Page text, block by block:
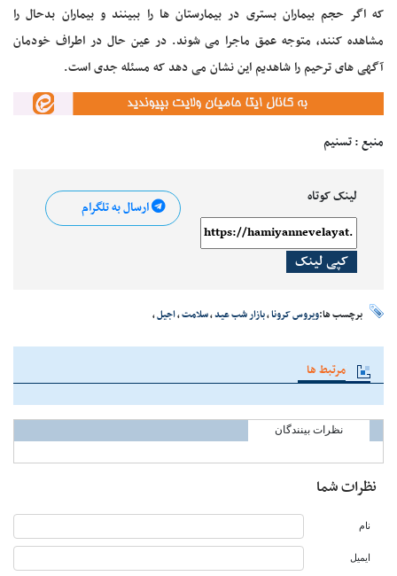
که اگر حجم بیماران بستری در بیمارستان ها را ببینند و بیماران بدحال را
مشاهده کنند، متوجه عمق ماجرا می شوند. در عین حال در اطراف خودمان
آگهی های ترحیم را شاهدیم این نشان می دهد که مسئله جدی است.
منبع : تسنیم
لینک کوتاه
کپی لینک
ارسال به تلگرام
برچسب ها:ویروس کرونا،بازار شب عید،سلامت،اجیل،
مرتبط ها
نظرات بینندگان
نظرات شما
نام
ایمیل